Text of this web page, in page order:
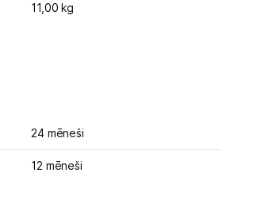
11,00 kg
24 mēneši
12 mēneši